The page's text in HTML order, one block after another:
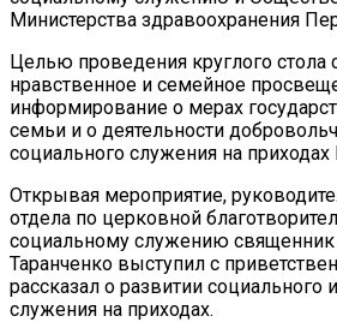
Министерства здравоохранения
Целью проведения круглого стола
нравственное и семейное
информирование о мерах
семьи и о деятельности
социального служения на
Открывая мероприятие,
отдела по церковной
социальному служению
Таранченко выступил с
рассказал о развитии социального
служения на приходах.